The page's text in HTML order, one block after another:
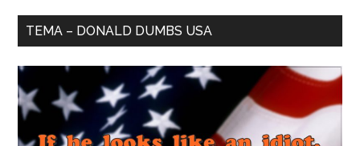
TEMA – DONALD DUMBS USA